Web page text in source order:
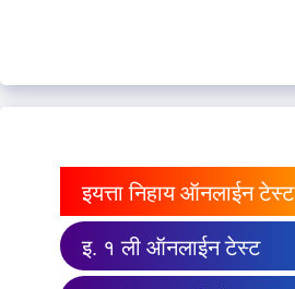
इयत्ता निहाय ऑनलाईन टेस्ट
इ. १ ली ऑनलाईन टेस्ट